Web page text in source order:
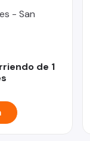
- San
de 1